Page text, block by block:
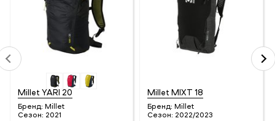
Millet YARI 20
Бренд: Millet
Сезон: 2021
Millet MIXT 18
Бренд: Millet
Сезон: 2022/2023